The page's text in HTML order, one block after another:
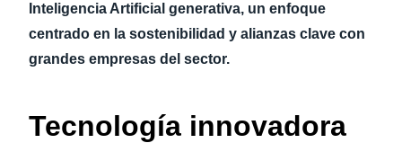
Inteligencia Artificial generativa, un enfoque
centrado en la sostenibilidad y alianzas clave con
grandes empresas del sector.
Tecnología innovadora